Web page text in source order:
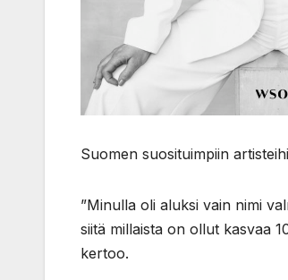
Suomen suosituimpiin
”Minulla oli aluksi vain nimi
siitä millaista on ollut kasvaa
kertoo.